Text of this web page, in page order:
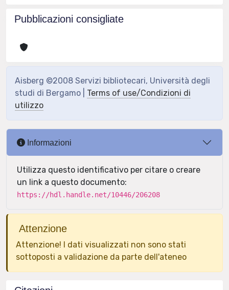
Pubblicazioni consigliate
Aisberg ©2008 Servizi bibliotecari, Università degli
studi di Bergamo | Terms of use/Condizioni di
utilizzo
Informazioni
Utilizza questo identificativo per citare o creare
un link a questo documento:
https://hdl.handle.net/10446/206208
Attenzione
Attenzione! I dati visualizzati non sono stati
sottoposti a validazione da parte dell'ateneo